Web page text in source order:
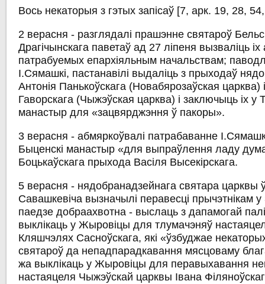
Вось некаторыя з гэтых запісаў [7, арк. 19, 28,
2 верасня - разглядалі прашэнне святароў
Драгічынскага паветаў ад 27 ліпеня вызваліць
патрабуемых епархіяльным начальствам;
І.Сямашкі, пастанавілі выдаліць з прыходаў
Антонія Панькоўскага (Новабярозаўская царква)
Гаворскага (Чыжэўская царква) і заключыць іх у
манастыр для «зацвярджэння ў пакоры».
3 верасня - абмяркоўвалі патрабаванне
Быценскі манастыр «для выпраўлення ладу
Боцькаўскага прыхода Васіля Высекірскага.
5 верасня - нядобранадзейнага святара царквы
Савашкевіча вызначылі перавесці прычэтнікам
паедзе добраахвотна - выслаць з дапамогай
выклікаць у Жыровіцы для тлумачэняў
Кляшчэлях Сасноўскага, які «ўзбуджае
святароў да непадпарадкавання мясцоваму
жа выклікаць у Жыровіцы для перавыхавання
настаяцеля Чыжэўскай царквы Івана